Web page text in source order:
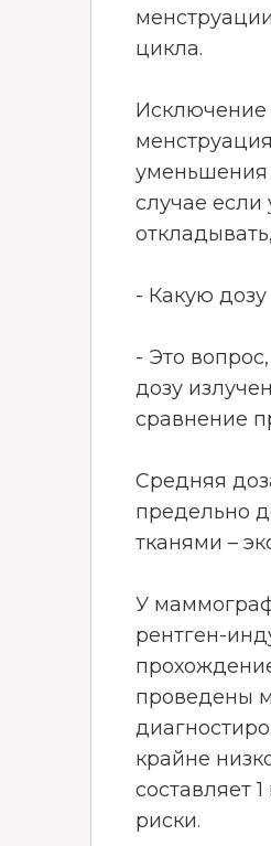
цикла.
Исключение
уменьшения
случае
- Какую
- Это
дозу
сравнение
Средняя
предельно
тканями –
У
рентген-
проведены
крайне
составляет
риски.